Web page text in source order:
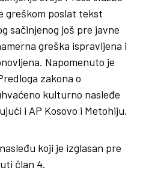
greškom poslat tekst
sačinjenog još pre javne
greška ispravljena i
Napomenuto je
zakona o
kulturno nasleđe
i AP Kosovo i Metohiju.
koji je izglasan pre
član 4.